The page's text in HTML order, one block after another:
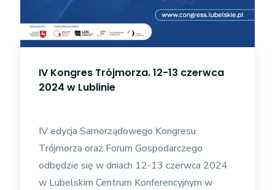
IV Kongres Trójmorza. 12-13 czerwca
2024 w Lublinie
IV edycja Samorządowego Kongresu
Trójmorza oraz Forum Gospodarczego
odbędzie się w dniach 12-13 czerwca 2024
w Lubelskim Centrum Konferencyjnym w